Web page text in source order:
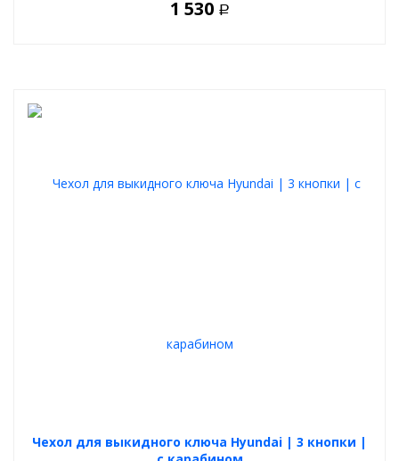
1 530 Р
Чехол для выкидного ключа Hyundai | 3 кнопки |